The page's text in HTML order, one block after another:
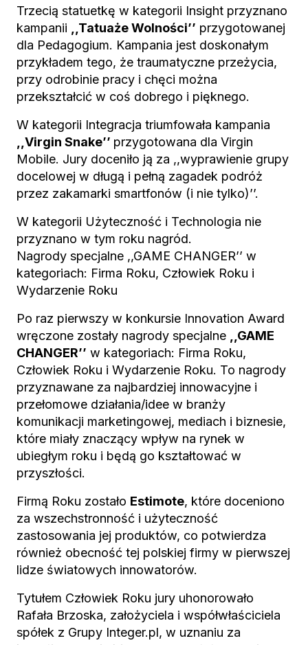
Trzecią statuetkę w kategorii Insight przyznano
kampanii
,,Tatuaże Wolności’’ przygotowanej
dla Pedagogium. Kampania jest doskonałym
przykładem tego, że traumatyczne przeżycia,
przy odrobinie pracy i chęci można
przekształcić w coś dobrego i pięknego.
W kategorii Integracja triumfowała kampania
,,Virgin Snake’’ przygotowana dla Virgin
Mobile. Jury doceniło ją za ,,wyprawienie grupy
docelowej w długą i pełną zagadek podróż
przez zakamarki smartfonów (i nie tylko)’’.
W kategorii Użyteczność i Technologia nie
przyznano w tym roku nagród.
Nagrody specjalne ,,GAME CHANGER’’ w
kategoriach: Firma Roku, Człowiek Roku i
Wydarzenie Roku
Po raz pierwszy w konkursie Innovation Award
wręczone zostały nagrody specjalne
,,GAME
CHANGER’’ w kategoriach: Firma Roku,
Człowiek Roku i Wydarzenie Roku. To nagrody
przyznawane za najbardziej innowacyjne i
przełomowe działania/idee w branży
komunikacji marketingowej, mediach i biznesie,
które miały znaczący wpływ na rynek w
ubiegłym roku i będą go kształtować w
przyszłości.
Firmą Roku zostało Estimote, które doceniono
za wszechstronność i użyteczność
zastosowania jej produktów, co potwierdza
również obecność tej polskiej firmy w pierwszej
lidze światowych innowatorów.
Tytułem Człowiek Roku jury uhonorowało
Rafała Brzoska, założyciela i współwłaściciela
spółek z Grupy Integer.pl, w uznaniu za